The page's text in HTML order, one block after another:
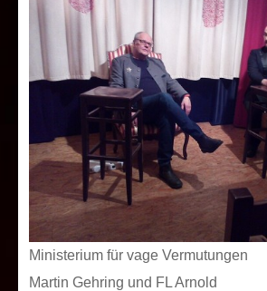
Ministerium für vage Vermutungen
Martin Gehring und FL Arnold